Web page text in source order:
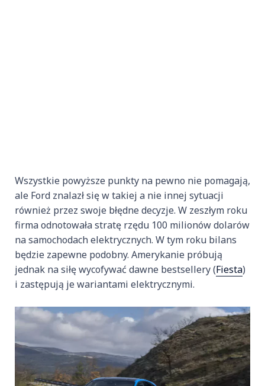
Wszystkie powyższe punkty na pewno nie pomagają,
ale Ford znalazł się w takiej a nie innej sytuacji
również przez swoje błędne decyzje. W zeszłym roku
firma odnotowała stratę rzędu 100 milionów dolarów
na samochodach elektrycznych. W tym roku bilans
będzie zapewne podobny. Amerykanie próbują
jednak na siłę wycofywać dawne bestsellery (Fiesta)
i zastępują je wariantami elektrycznymi.